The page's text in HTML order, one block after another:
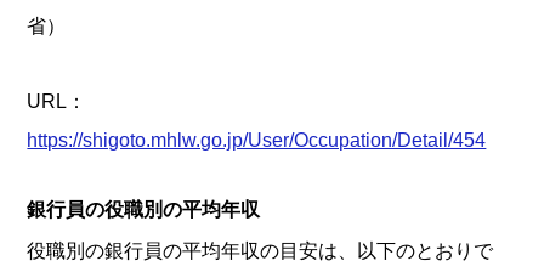
省）
URL：
https://shigoto.mhlw.go.jp/User/Occupation/Detail/454
銀行員の役職別の平均年収
役職別の銀行員の平均年収の目安は、以下のとおりで